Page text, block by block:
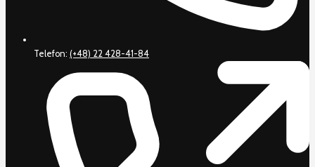
Telefon: (+48) 22 428-41-84